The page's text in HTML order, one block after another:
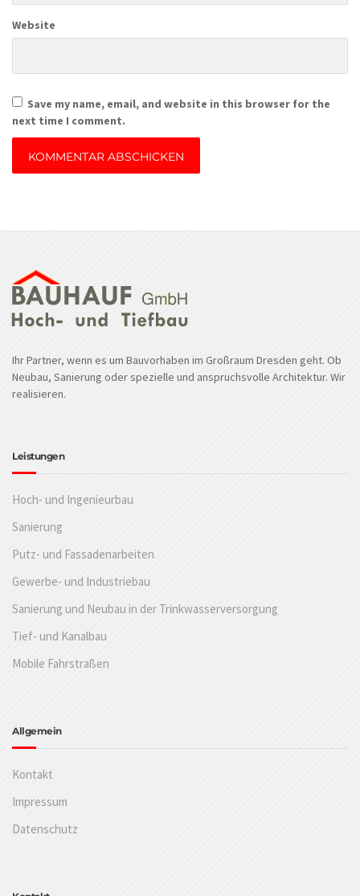
Website
Save my name, email, and website in this browser for the
next time I comment.
Ihr Partner, wenn es um Bauvorhaben im Großraum Dresden geht. Ob
Neubau, Sanierung oder spezielle und anspruchsvolle Architektur. Wir
realisieren.
Leistungen
Hoch- und Ingenieurbau
Sanierung
Putz- und Fassadenarbeiten
Gewerbe- und Industriebau
Sanierung und Neubau in der Trinkwasserversorgung
Tief- und Kanalbau
Mobile Fahrstraßen
Allgemein
Kontakt
Impressum
Datenschutz